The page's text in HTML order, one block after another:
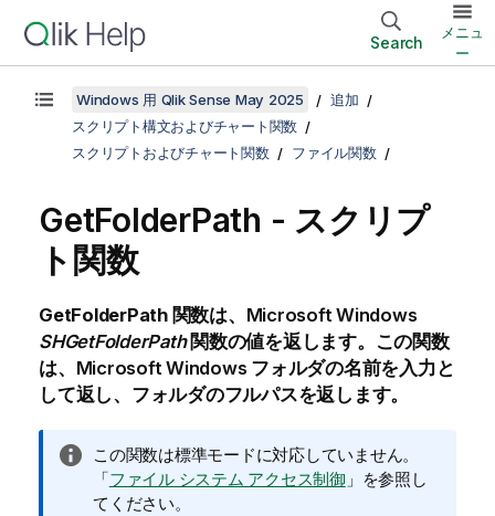
Search
メニュ
ー
Windows 用 Qlik Sense May 2025
追加
スクリプト構文およびチャート関数
スクリプトおよびチャート関数
ファイル関数
GetFolderPath - スクリプ
ト関数
GetFolderPath関数は、 Microsoft Windows
SHGetFolderPath関数の値を返します。この関数
は、 Microsoft Windows フォルダの名前を入力と
して返し、フォルダのフルパスを返します。
情
報
メ
この関数は標準モードに対応していません。
「ファイル システム アクセス制御 」を参照し
てください。